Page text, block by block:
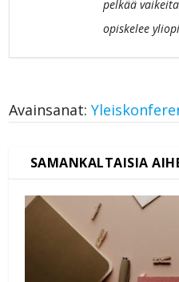
pelkää
opiskelee
Avainsanat: